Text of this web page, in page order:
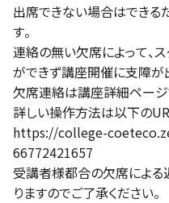
出席できない場合はでき
す。
連絡の無い欠席によって、
ができず講座開催に支障が
欠席連絡は講座詳細ページ
詳しい操作方法は以下の
https://college-
66772421657
受講者様都合の欠席によ
りますのでご了承ください。